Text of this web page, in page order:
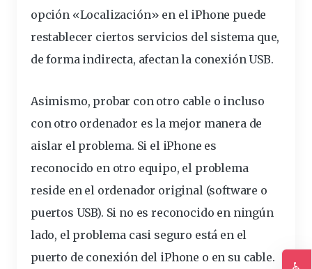
opción «Localización» en el iPhone puede
restablecer ciertos servicios del sistema que,
de forma indirecta, afectan la conexión USB.
Asimismo, probar con otro cable o incluso
con otro ordenador es la mejor manera de
aislar el problema. Si el iPhone es
reconocido en otro equipo, el problema
reside en el ordenador original (software o
puertos USB). Si no es reconocido en ningún
lado, el problema casi seguro está en el
puerto de conexión del iPhone o en su cable.